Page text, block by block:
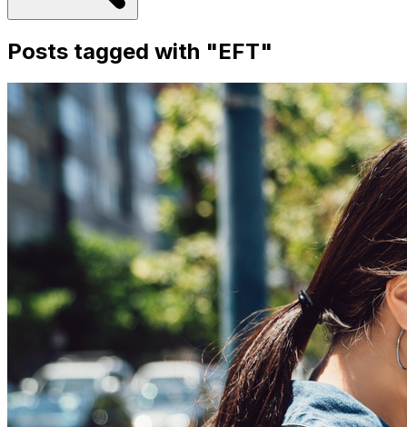
Posts tagged with "EFT"